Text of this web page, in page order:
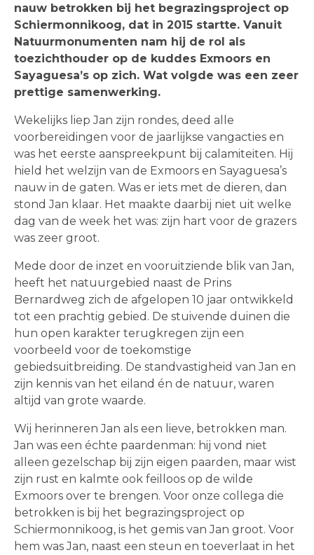
nauw betrokken bij het begrazingsproject op
Schiermonnikoog, dat in 2015 startte. Vanuit
Natuurmonumenten nam hij de rol als
toezichthouder op de kuddes Exmoors en
Sayaguesa’s op zich. Wat volgde was een zeer
prettige samenwerking.
Wekelijks liep Jan zijn rondes, deed alle
voorbereidingen voor de jaarlijkse vangacties en
was het eerste aanspreekpunt bij calamiteiten. Hij
hield het welzijn van de Exmoors en Sayaguesa’s
nauw in de gaten. Was er iets met de dieren, dan
stond Jan klaar. Het maakte daarbij niet uit welke
dag van de week het was: zijn hart voor de grazers
was zeer groot.
Mede door de inzet en vooruitziende blik van Jan,
heeft het natuurgebied naast de Prins
Bernardweg zich de afgelopen 10 jaar ontwikkeld
tot een prachtig gebied. De stuivende duinen die
hun open karakter terugkregen zijn een
voorbeeld voor de toekomstige
gebiedsuitbreiding. De standvastigheid van Jan en
zijn kennis van het eiland én de natuur, waren
altijd van grote waarde.
Wij herinneren Jan als een lieve, betrokken man.
Jan was een échte paardenman: hij vond niet
alleen gezelschap bij zijn eigen paarden, maar wist
zijn rust en kalmte ook feilloos op de wilde
Exmoors over te brengen. Voor onze collega die
betrokken is bij het begrazingsproject op
Schiermonnikoog, is het gemis van Jan groot. Voor
hem was Jan, naast een steun en toeverlaat in het